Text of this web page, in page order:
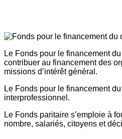
Le Fonds pour le financement
contribuer au financement des
missions d’intérêt général.
Le Fonds pour le financement
interprofessionnel.
Le Fonds paritaire s’emploie à
nombre, salariés, citoyens et